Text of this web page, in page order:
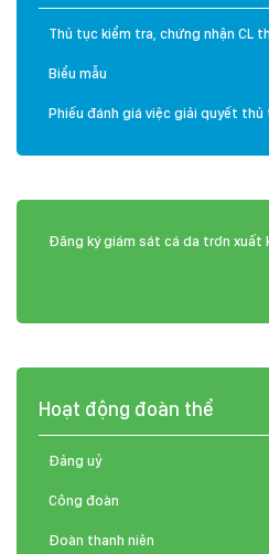
Thủ tục kiểm tra, chứng nhận CL
Biểu mẫu
Phiếu đánh giá việc giải quyết thủ
Đăng ký giám sát cá da trơn xuất
Hoạt động đoàn thể
Đảng uỷ
Công đoàn
Đoàn thanh niên